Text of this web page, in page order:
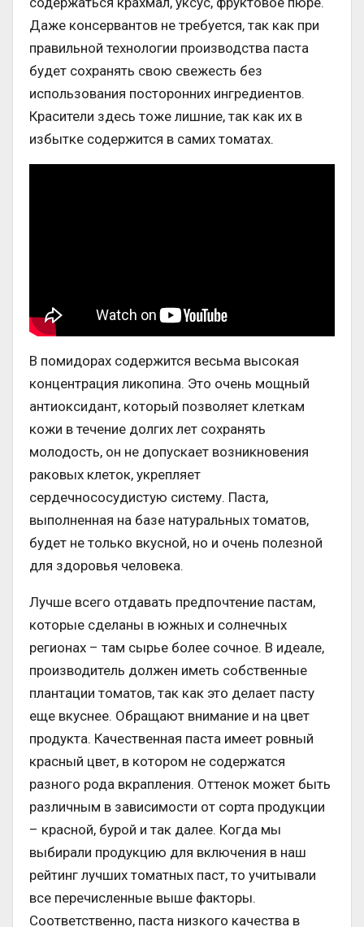
Даже консервантов не требуется, так как при
правильной технологии производства паста
будет сохранять свою свежесть без
использования посторонних ингредиентов.
Красители здесь тоже лишние, так как их в
избытке содержится в самих томатах.
В помидорах содержится весьма высокая
концентрация ликопина. Это очень мощный
антиоксидант, который позволяет клеткам
кожи в течение долгих лет сохранять
молодость, он не допускает возникновения
раковых клеток, укрепляет
сердечнососудистую систему. Паста,
выполненная на базе натуральных томатов,
будет не только вкусной, но и очень полезной
для здоровья человека.
Лучше всего отдавать предпочтение пастам,
которые сделаны в южных и солнечных
регионах – там сырье более сочное. В идеале,
производитель должен иметь собственные
плантации томатов, так как это делает пасту
еще вкуснее. Обращают внимание и на цвет
продукта. Качественная паста имеет ровный
красный цвет, в котором не содержатся
разного рода вкрапления. Оттенок может быть
различным в зависимости от сорта продукции
– красной, бурой и так далее. Когда мы
выбирали продукцию для включения в наш
рейтинг лучших томатных паст, то учитывали
все перечисленные выше факторы.
Соответственно, паста низкого качества в